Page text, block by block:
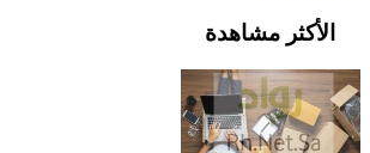
الأكثر مشاهدة